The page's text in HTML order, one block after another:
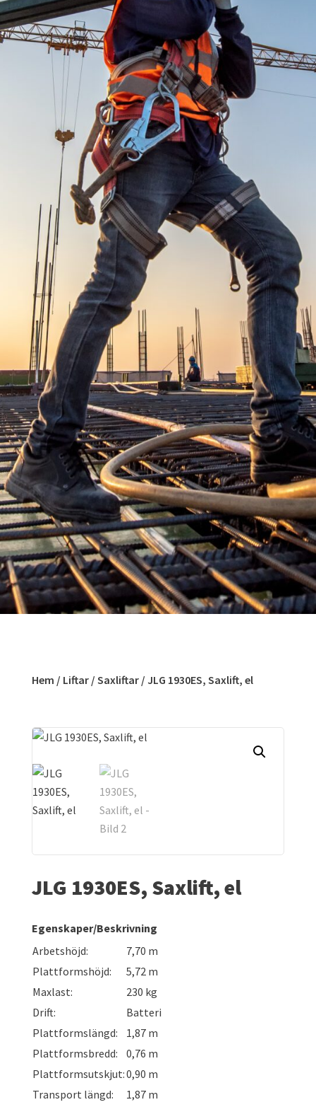
Hem / Liftar/ Saxliftar/ JLG 1930ES, Saxlift, el
JLG 1930ES, Saxlift, el
Egenskaper/Beskrivning
Arbetshöjd:
7,70 m
Plattformshöjd:
5,72 m
Maxlast:
230 kg
Drift:
Batteri
Plattformslängd:
1,87 m
Plattformsbredd:
0,76 m
Plattformsutskjut:0,90 m
Transport längd:
1,87 m